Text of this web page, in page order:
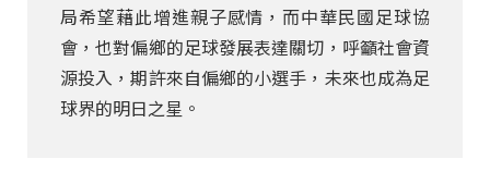
局希望藉此增進親子感情，而中華民國足球協
會，也對偏鄉的足球發展表達關切，呼籲社會資
源投入，期許來自偏鄉的小選手，未來也成為足
球界的明日之星。